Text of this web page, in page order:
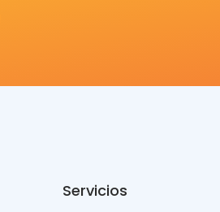
Servicios